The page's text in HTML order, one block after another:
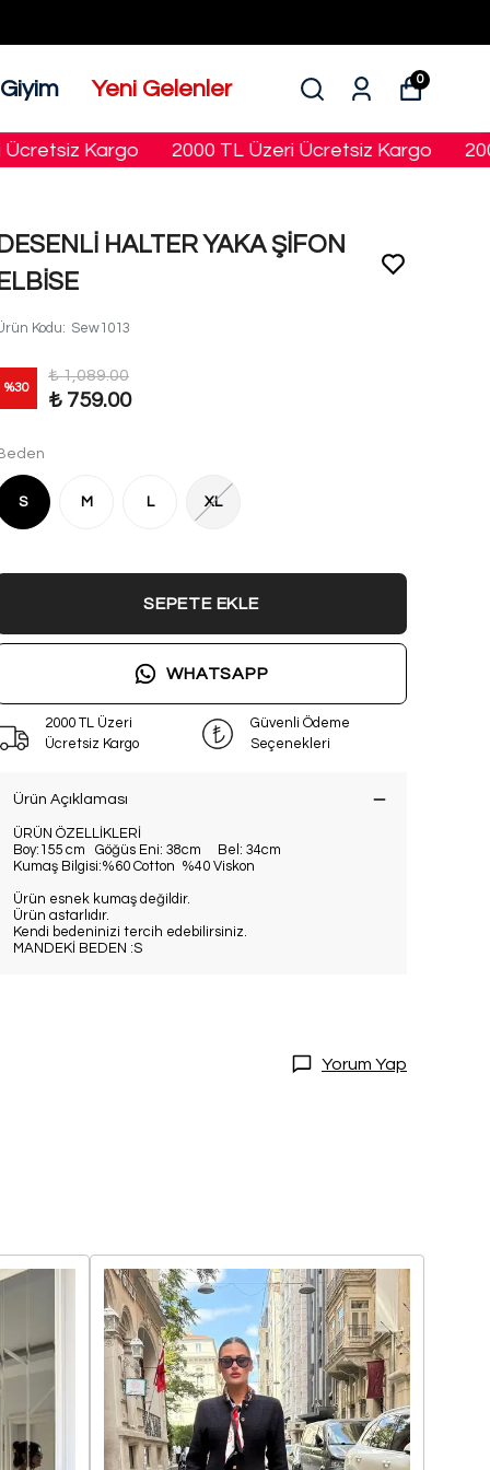
Giyim Yeni Gelenler 0
Kargo 2000 TL Üzeri Ücretsiz Kargo 2000
DESENLİ HALTER YAKA ŞİFON
ELBİSE
Kodu: Sew1013
%30
₺ 1,089.00
₺ 759.00
S M L XL
SEPETE EKLE
WHATSAPP
2000 TL Üzeri
Ücretsiz Kargo
Güvenli Ödeme
Seçenekleri
Ürün Açıklaması
ÜRÜN ÖZELLİKLERİ
Boy:155 cm Göğüs Eni: 38cm Bel: 34cm
Kumaş Bilgisi:%60 Cotton %40 Viskon
Ürün esnek kumaş değildir.
Ürün astarlıdır.
Kendi bedeninizi tercih edebilirsiniz.
MANDEKİ BEDEN :S
Yorum Yap